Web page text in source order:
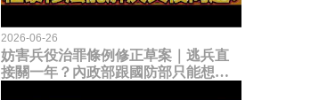
2026-06-26
妨害兵役治罪條例修正草案｜逃兵直
接關一年？內政部跟國防部只能想到